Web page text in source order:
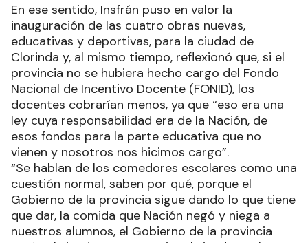
En ese sentido, Insfrán puso en valor la
inauguración de las cuatro obras nuevas,
educativas y deportivas, para la ciudad de
Clorinda y, al mismo tiempo, reflexionó que, si el
provincia no se hubiera hecho cargo del Fondo
Nacional de Incentivo Docente (FONID), los
docentes cobrarían menos, ya que “eso era una
ley cuya responsabilidad era de la Nación, de
esos fondos para la parte educativa que no
vienen y nosotros nos hicimos cargo”.
“Se hablan de los comedores escolares como una
cuestión normal, saben por qué, porque el
Gobierno de la provincia sigue dando lo que tiene
que dar, la comida que Nación negó y niega a
nuestros alumnos, el Gobierno de la provincia